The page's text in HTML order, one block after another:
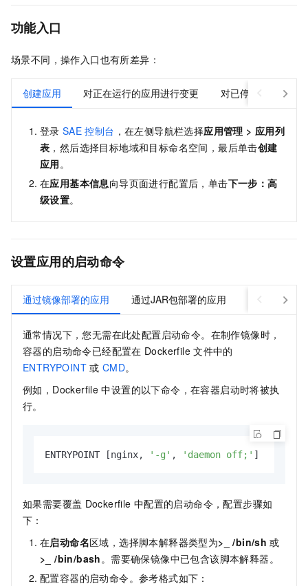
功能入口
场景不同，操作入口也有所差异：
创建应用 对正在运行的应用进行变更 对已停止的应用进
登录 SAE 控制台 ，在左侧导航栏选择应用管理 >应用列
表 ，然后选择目标地域和目标命名空间，最后单击创建
应用。
在应用基本信息向导页面进行配置后，单击下一步：高
级设置。
设置应用的启动命令
通过镜像部署的应用 通过JAR包部署的应用 通过WAR包
通常情况下，您无需在此处配置启动命令。在制作镜像时，
容器的启动命令已经配置在 Dockerfile 文件中的
ENTRYPOINT 或 CMD。
例如，Dockerfile 中设置的以下命令，在容器启动时将被执
行。
ENTRYPOINT [nginx, '-g' , 'daemon off;'
如果需要覆盖 Dockerfile 中配置的启动命令，配置步骤如
下：
在启动命名区域，选择脚本解释器类型为>_ /bin/sh 或
>_ /bin/bash。需要确保镜像中已包含该脚本解释器。
配置容器的启动命令。参考格式如下：